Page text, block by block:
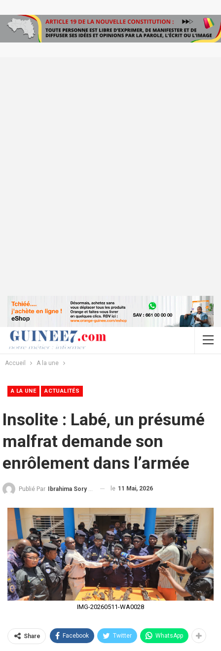
Accueil A la une
A LA UNE ACTUALITÉS
Insolite : Labé, un présumé
malfrat demande son
enrôlement dans l’armée
Publié Par Ibrahima Sory Diallo le 11 Mai, 2026
IMG-20260511-WA0028
Share Facebook Twitter WhatsApp